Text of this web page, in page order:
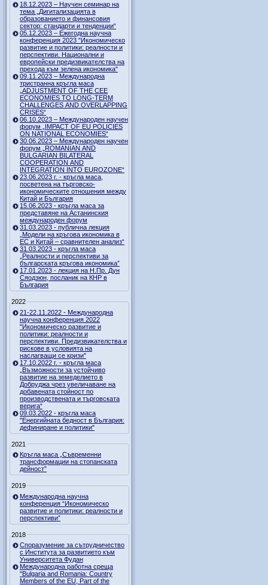
18.12.2023 – Научен семинар на
тема „Дигитализацията в
образованието и финансовия
сектор: стандарти и тенденции“
05.12.2023 – Ежегодна научна
конференция 2023 "Икономическо
развитие и политики: реалности и
перспективи. Национални и
европейски предизвикателства на
прехода към зелена икономика"
09.11.2023 – Международна
тристранна кръгла маса
„ADJUSTMENT OF THE CEE
ECONOMIES TO LONG-TERM
CHALLENGES AND OVERLAPPING
CRISES“
06.10.2023 – Международен научен
форум „IMPACT OF EU POLICIES
ON NATIONAL ECONOMIES“
30.06.2023 – Международен научен
форум „ROMANIAN AND
BULGARIAN BILATERAL
COOPERATION AND
INTEGRATION INTO EUROZONE“
23.06.2023 г. - кръгла маса,
посветена на търговско-
икономическите отношения между
Китай и България
15.06.2023 - кръгла маса за
представяне на Астанинския
международен форум
31.03.2023 - публична лекция
„Модели на кръгова икономика в
ЕС и Китай – сравнителен анализ“
31.03.2023 - кръгла маса
„Реалности и перспективи за
българската кръгова икономика”
17.01.2023 - лекция на Н.Пр. Дун
Сяодзюн, посланик на КНР в
България
2022
21-22.11.2022 - Международна
научна конференция 2022
"Икономическо развитие и
политики: реалности и
перспективи. Предизвикателства и
рискове в условията на
наслагващи се кризи"
17.10.2022 г. - кръгла маса
„Възможности за устойчиво
развитие на земеделието в
Добруджа чрез увеличаване на
добавената стойност по
производствената и търговската
верига“
09.03.2022 - кръгла маса
"Енергийната бедност в България:
дефиниране и политики"
2021
Кръгла маса „Съвременни
трансформации на стопанската
дейност”
2019
Международна научна
конференция “Икономическо
развитие и политики: реалности и
перспективи”
2018
Споразумение за сътрудничество
с Института за развитието към
Университета Фудан
Международна работна среща
"Bulgaria and Romania: Country
Members of the EU, Part of the